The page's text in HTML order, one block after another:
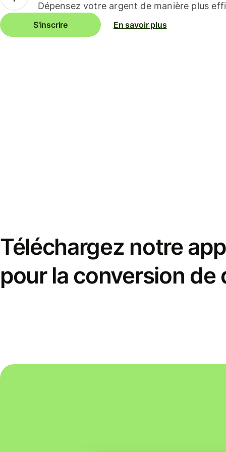
Dépensez votre argent de manière plus
S'inscrire En savoir plus
Téléchargez notre
pour la conversion de